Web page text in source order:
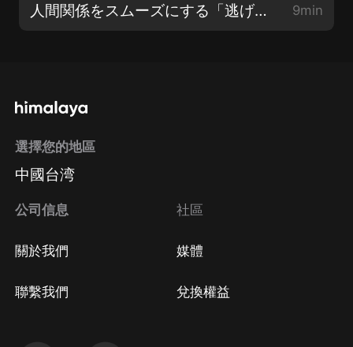
人間関係をスムーズにする「逃げる力」とは（安藤 俊介） 9min
選擇您的地區
中國台湾
公司信息
關於我們
聯繫我們
社區
媒體
兌換權益